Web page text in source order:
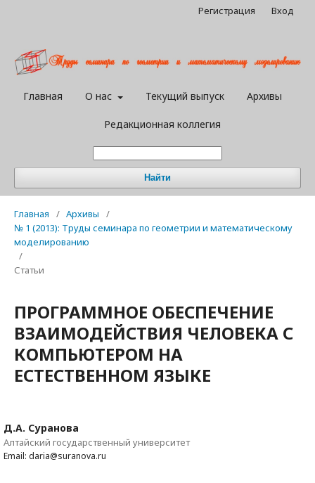
Главная О нас Текущий выпуск Архивы
Редакционная коллегия
Найти
Регистрация Вход
Главная / Архивы
/
№ 1 (2013): Труды семинара по геометрии и математическому
моделированию
/
Статьи
ПРОГРАММНОЕ ОБЕСПЕЧЕНИЕ
ВЗАИМОДЕЙСТВИЯ ЧЕЛОВЕКА С
КОМПЬЮТЕРОМ НА
ЕСТЕСТВЕННОМ ЯЗЫКЕ
Д.А. Суранова
Алтайский государственный университет
Email: daria@suranova.ru